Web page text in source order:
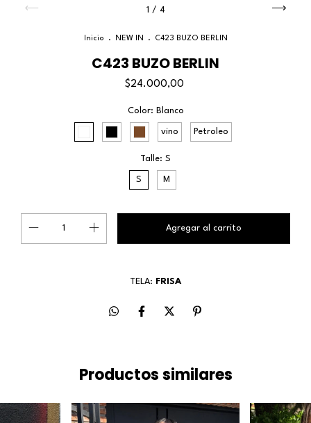
1 / 4
Inicio . NEW IN . C423 BUZO BERLIN
C423 BUZO BERLIN
$24.000,00
Color: Blanco
vino Petroleo
Talle: S
S M
TELA: FRISA
Productos similares